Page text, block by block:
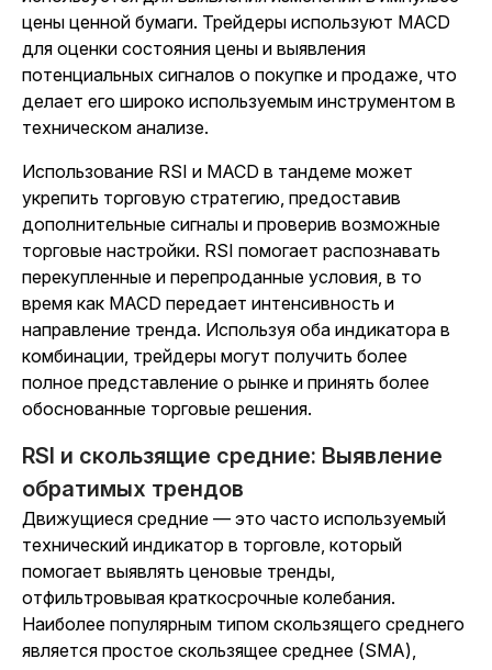
цены ценной бумаги. Трейдеры используют MACD
для оценки состояния цены и выявления
потенциальных сигналов о покупке и продаже, что
делает его широко используемым инструментом в
техническом анализе.
Использование RSI и MACD в тандеме может
укрепить торговую стратегию, предоставив
дополнительные сигналы и проверив возможные
торговые настройки. RSI помогает распознавать
перекупленные и перепроданные условия, в то
время как MACD передает интенсивность и
направление тренда. Используя оба индикатора в
комбинации, трейдеры могут получить более
полное представление о рынке и принять более
обоснованные торговые решения.
RSI и скользящие средние: Выявление
обратимых трендов
Движущиеся средние — это часто используемый
технический индикатор в торговле, который
помогает выявлять ценовые тренды,
отфильтровывая краткосрочные колебания.
Наиболее популярным типом скользящего среднего
является простое скользящее среднее (SMA),